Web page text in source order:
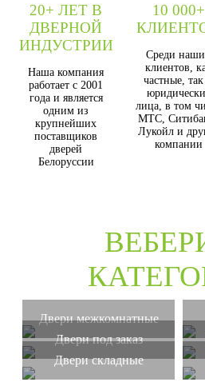
20+ ЛЕТ В
ДВЕРНОЙ
ИНДУСТРИИ
Наша компания
работает с 2001
года и является
одним из
крупнейших
поставщиков
дверей
Белоруссии
10 000+
Среди
клиентов,
частные,
лица, в том
МТС,
Лукойл и
компании
Двери межкомнатные
Двери под заказ
Двери складные